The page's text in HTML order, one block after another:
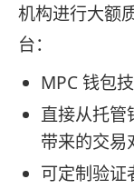
机构进行大额
台：
MPC 钱包
直接从托管
带来的交易
可定制验证